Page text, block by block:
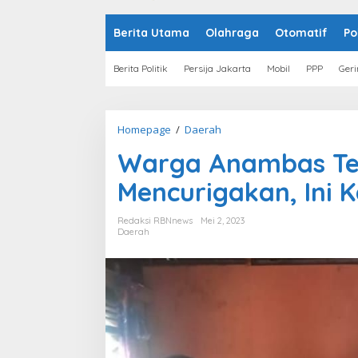
Berita Utama Olahraga Otomatif
Berita Politik Persija Jakarta Mobil PPP
Homepage / Daerah
g
a
A
n
b
Warga Anambas
Mencurigakan, Ini
Redaksi RBNnews
Mei 2, 2023
Daerah